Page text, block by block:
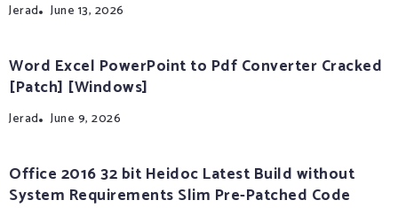
Jerad June 13, 2026
Word Excel PowerPoint to Pdf Converter Cracked
[Patch] [Windows]
Jerad June 9, 2026
Office 2016 32 bit Heidoc Latest Build without
System Requirements Slim Pre-Patched Code